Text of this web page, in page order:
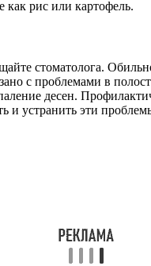
как рис или картофель.
стоматолога.
с проблемами в
десен.
и устранить эти